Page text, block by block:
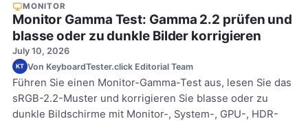
MONITOR
Monitor Gamma Test: Gamma 2.2 prüfen und
blasse oder zu dunkle Bilder korrigieren
July 10, 2026
KT Von KeyboardTester.click Editorial Team
Führen Sie einen Monitor-Gamma-Test aus, lesen Sie das
sRGB-2.2-Muster und korrigieren Sie blasse oder zu
dunkle Bildschirme mit Monitor-, System-, GPU-, HDR-